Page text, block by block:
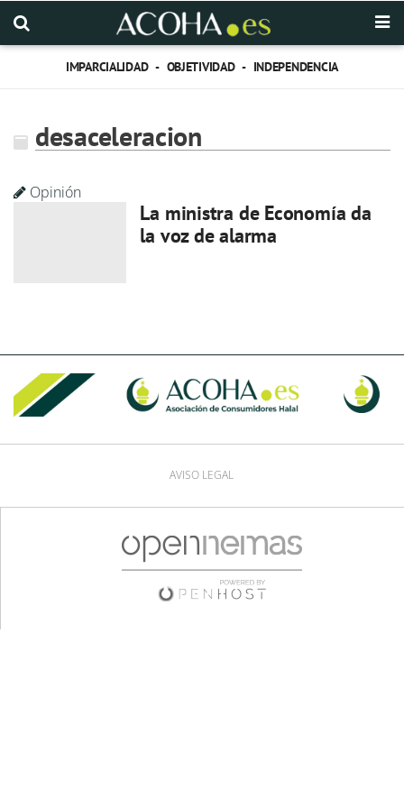
IMPARCIALIDAD - OBJETIVIDAD - INDEPENDENCIA
desaceleracion
Opinión
La ministra de Economía da
la voz de alarma
AVISO LEGAL